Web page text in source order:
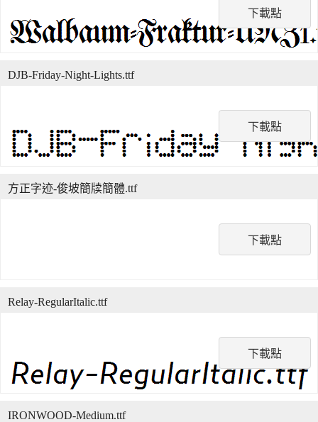
下載點
下載點
DJB-Friday-Night-Lights.ttf
下載點
方正字迹-俊坡簡牍簡體.ttf
下載點
Relay-RegularItalic.ttf
IRONWOOD-Medium.ttf